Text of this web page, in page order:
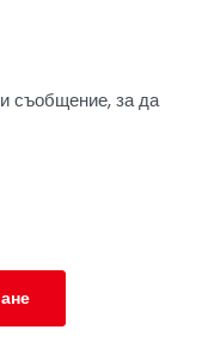
съобщение, за да